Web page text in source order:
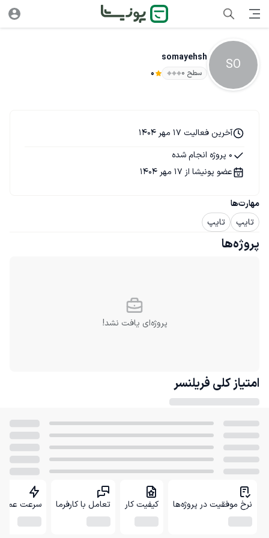
SO
somayehsh
سطح ۰ 0
مهارت‌ها
تایپ
تایپ
آخرین فعالیت 17 مهر 1404
0 پروژه انجام شده
عضو پونیشا از 17 مهر 1404
پروژه‌ها
پروژه‌ای یافت نشد!
امتیاز کلی فریلنسر
نرخ موفقیت در پروژه‌ها کیفیت کار تعامل با کارفرما سرعت عمل